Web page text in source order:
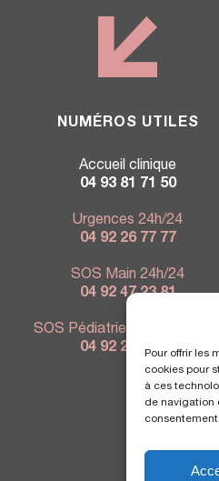
Pour offrir les
cookies pour
à ces
de navigation
NUMÉROS UTILES
Accueil clinique
04 93 81 71 50
Urgences 24h/24
04 92 26 77 77
SOS Main 24h/24
04 92 47 23 81
SOS Pédiatrie 7j/7 - 9h à 20h
04 92 26 76 80